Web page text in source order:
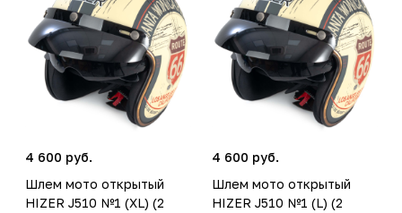
4 600 руб.
Шлем мото открытый
HIZER J510 №1 (XL) (2
4 600 руб.
Шлем мото открытый
HIZER J510 №1 (L) (2